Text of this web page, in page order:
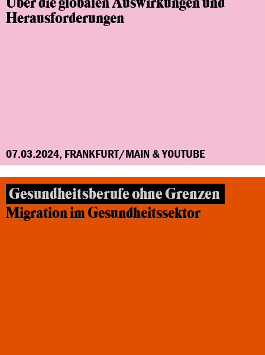
Herausforderungen
07.03.2024, FRANKFURT/MAIN & YOUTUBE
Gesundheitsberufe ohne Grenzen
Migration im Gesundheitssektor